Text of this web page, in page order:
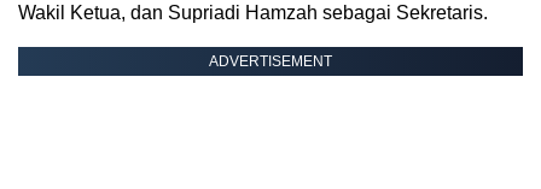
Wakil Ketua, dan Supriadi Hamzah sebagai Sekretaris.
ADVERTISEMENT